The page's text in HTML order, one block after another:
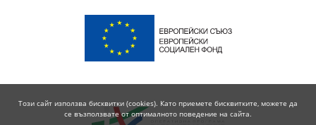
Този сайт използва бисквитки (cookies). Като приемете бисквитките, можете да
се възползвате от оптималното поведение на сайта.